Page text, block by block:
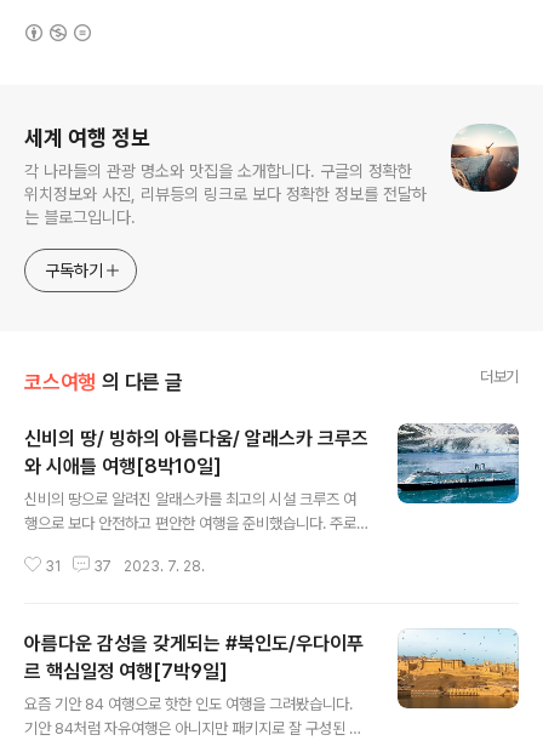
세계 여행 정보
각 나라들의 관광 명소와 맛집을 소개합니다. 구글의 정확한
위치정보와 사진, 리뷰등의 링크로 보다 정확한 정보를 전달하
는 블로그입니다.
구독하기
코스여행 의 다른 글 더보기
신비의 땅/ 빙하의 아름다움/ 알래스카 크루즈
와 시애틀 여행[8박10일]
신비의 땅으로 알려진 알래스카를 최고의 시설 크루즈 여
행으로 보다 안전하고 편안한 여행을 준비했습니다. 주로
금부터 하나투어 패키지(신비의 땅/ 빙하의 아름다움/ 알래
애틀 여행[8박10일] ★ 항공편☜ 출 국 : 총 소요시간 10
시간 50분 귀 국 : 총 소요시간 10시간 40분 ★ 여행 패키
지 핵심 포인트 ① 인천-시애틀 대한항공 항공 직항편 이용
② 홀랜드 아메리카 라인 유로담호(86,000톤급) '발코니'
선실 이용 ③ 대자연의 보고, 인류의 마지막 프론티어 '알래
31 37 2023. 7. 28.
아름다운 감성을 갖게되는 #북인도/우다이푸
르 핵심일정 여행[7박9일]
요즘 기안 84 여행으로 핫한 인도 여행을 그려봤습니다.
기안 84처럼 자유여행은 아니지만 패키지로 잘 구성된 여